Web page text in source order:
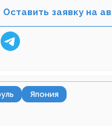
Оставить заявку на
Япония